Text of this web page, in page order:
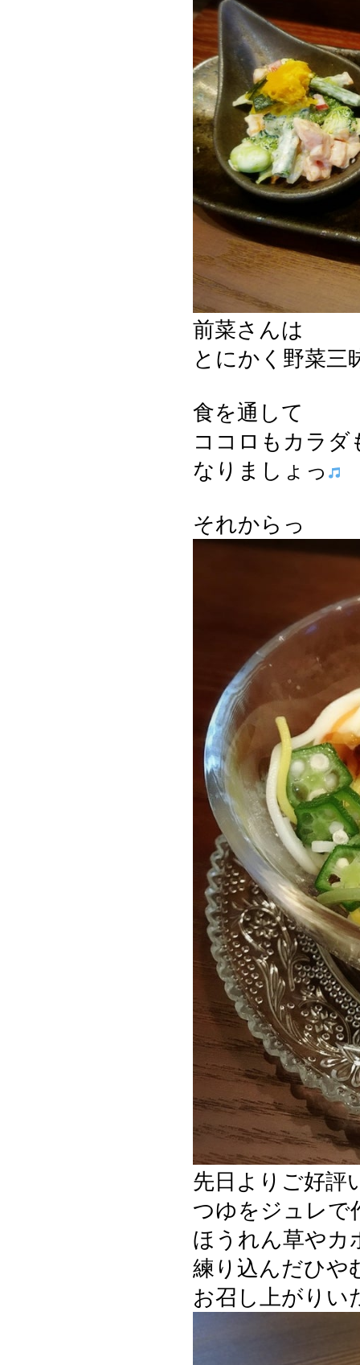
前菜さんは
とにかく野菜三
食を通して
ココロもカラダ
なりましょっ
それからっ
先日よりご好評
つゆをジュレで
ほうれん草やカ
練り込んだひや
お召し上がりい